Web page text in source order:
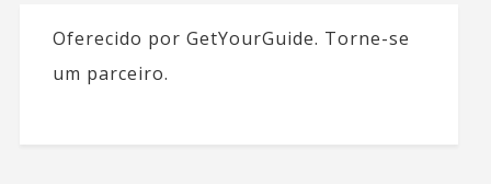
Oferecido por GetYourGuide. Torne-se
um parceiro.